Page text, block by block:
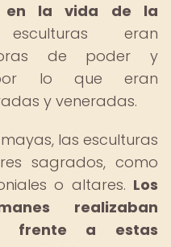
en la vida de la
eran
de poder y
lo que eran
y veneradas.
las esculturas
sagrados, como
o altares. Los
realizaban
frente a estas